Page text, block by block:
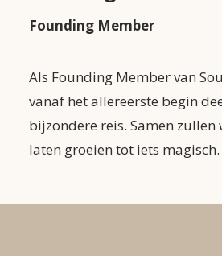
Founding Member
Als Founding Member van
vanaf het allereerste begin
bijzondere reis. Samen zullen
laten groeien tot iets magisch.